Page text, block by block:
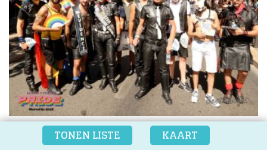
GAY PRIDE MARSEILLE
Marseille (13), Provence-Alpes-Côte d'Azur, Frankrijk
TONEN LISTE KAART